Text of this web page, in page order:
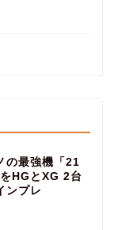
の最強機「21
HGとXG 2台
ンプレ